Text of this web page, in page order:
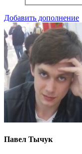
Добавить дополнение
Павел Тычук